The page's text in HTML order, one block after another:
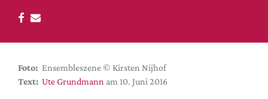
DdB-map
Premierensuche
Festival-Planer
Foto: Ensembleszene © Kirsten Nijhof
Text: Ute Grundmann am 10. Juni 2016